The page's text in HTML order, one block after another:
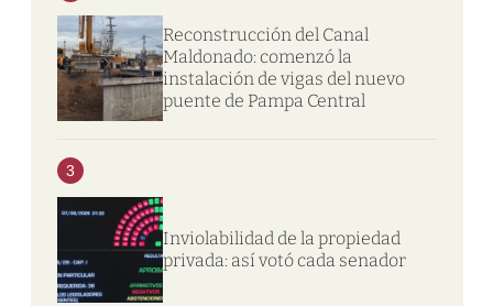
Reconstrucción del Canal
Maldonado: comenzó la
instalación de vigas del nuevo
puente de Pampa Central
3
Inviolabilidad de la propiedad
privada: así votó cada senador